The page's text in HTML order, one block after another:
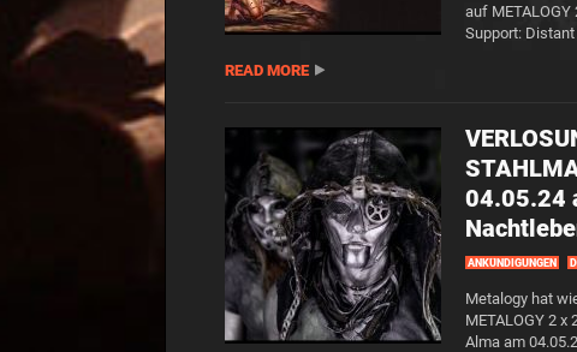
auf METALOGY
Support:
READ MORE
04.05.24
ANKÜNDIGUNGEN
Metalogy hat
METALOGY 2
Alma am